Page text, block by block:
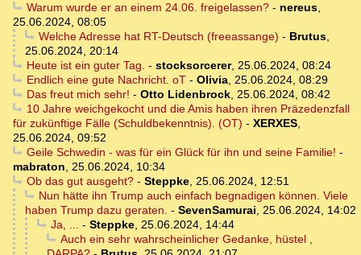
Warum wurde er an einem 24.06. freigelassen?- nereus,
25.06.2024, 08:05
Welche Adresse hat RT-Deutsch (freeassange) - Brutus,
25.06.2024, 20:14
Heute ist ein guter Tag. - stocksorcerer, 25.06.2024, 08:24
Endlich eine gute Nachricht. oT- Olivia, 25.06.2024, 08:29
Das freut mich sehr! - Otto Lidenbrock, 25.06.2024, 08:42
10 Jahre weichgekocht und die Amis haben ihren Präzedenzfall
für zukünftige Fälle (Schuldbekenntnis). (OT) - XERXES,
25.06.2024, 09:52
Geile Schwedin - was für ein Glück für ihn und seine Familie! -
mabraton, 25.06.2024, 10:34
Ob das gut ausgeht?- Steppke, 25.06.2024, 12:51
Nun hätte ihn Trump auch einfach begnadigen können. Viele
haben Trump dazu geraten. - SevenSamurai, 25.06.2024, 14:02
Ja, ... - Steppke, 25.06.2024, 14:44
Auch ein sehr wahrscheinlicher Gedanke, hüstel ,